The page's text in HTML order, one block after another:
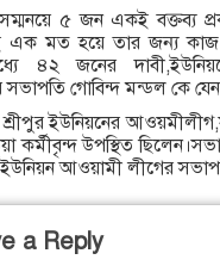
সম্মনয়ে ৫ জন একই বক্তব্য
মত হয়ে তার জন্য কাজ
৪২ জনের
গোবিন্দ মন্ডল কে
ইউনিয়নের
কর্মীবৃন্দ উপস্থিত
ইউনিয়ন আওয়ামী লীগের
a Reply